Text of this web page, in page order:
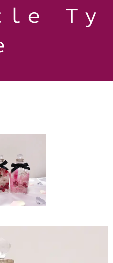
ｌｅ Ｔｙ